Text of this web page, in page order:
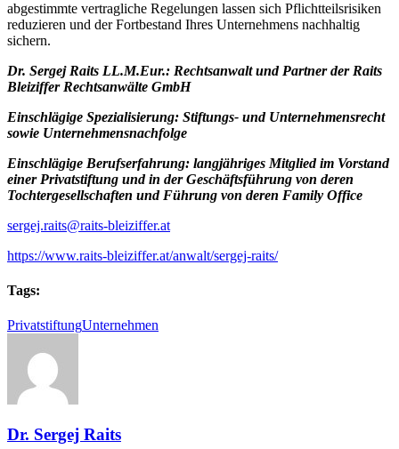
abgestimmte vertragliche Regelungen lassen sich Pflichtteilsrisiken
reduzieren und der Fortbestand Ihres Unternehmens nachhaltig
sichern.
Dr. Sergej Raits LL.M.Eur.: Rechtsanwalt und Partner der Raits
Bleiziffer Rechtsanwälte GmbH
Einschlägige Spezialisierung: Stiftungs- und Unternehmensrecht
sowie Unternehmensnachfolge
Einschlägige Berufserfahrung: langjähriges Mitglied im Vorstand
einer Privatstiftung und in der Geschäftsführung von deren
Tochtergesellschaften und Führung von deren Family Office
sergej.raits@raits-bleiziffer.at
https://www.raits-bleiziffer.at/anwalt/sergej-raits/
Tags:
PrivatstiftungUnternehmen
Dr. Sergej Raits